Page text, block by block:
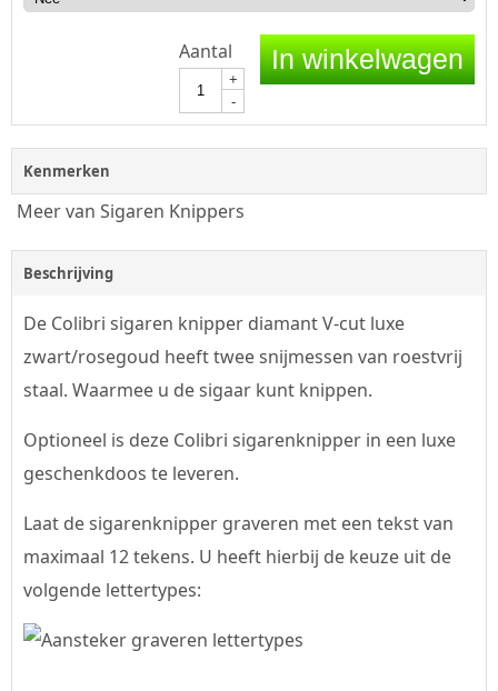
Aantal
+
-
In winkelwagen
Kenmerken
Meer van Sigaren Knippers
Beschrijving
De Colibri sigaren knipper diamant V-cut luxe
zwart/rosegoud heeft twee snijmessen van roestvrij
staal. Waarmee u de sigaar kunt knippen.
Optioneel is deze Colibri sigarenknipper in een luxe
geschenkdoos te leveren.
Laat de sigarenknipper graveren met een tekst van
maximaal 12 tekens. U heeft hierbij de keuze uit de
volgende lettertypes: